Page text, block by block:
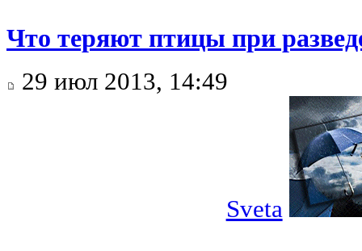
Что теряют птицы при
29 июл 2013, 14:49
Sveta